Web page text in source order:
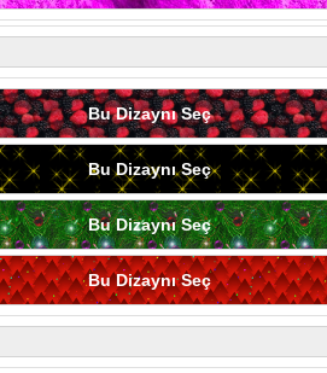
Bu Dizaynı Seç
Bu Dizaynı Seç
Bu Dizaynı Seç
Bu Dizaynı Seç